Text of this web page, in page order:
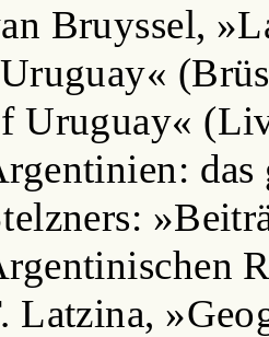
Bruyssel,
Uruguay«
das
Latzina,